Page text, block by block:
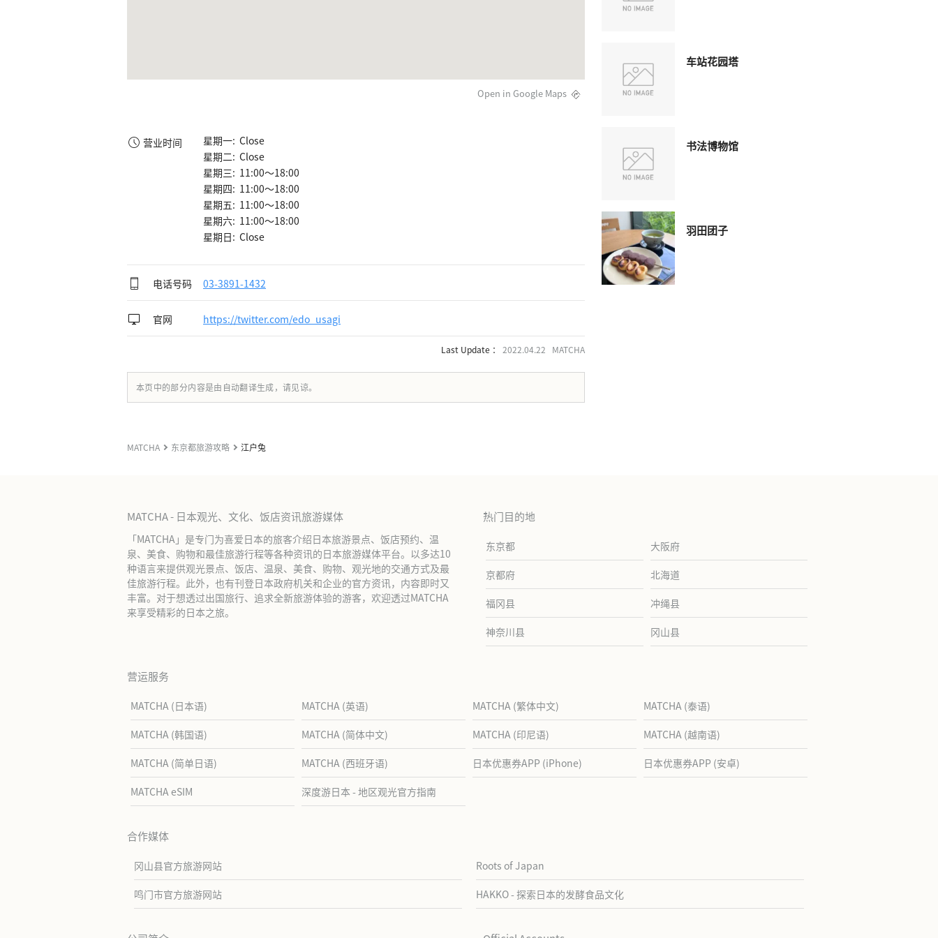
Open in Google Maps
营业时间
星期一: Close
星期二: Close
星期三: 11:00～18:00
星期四: 11:00～18:00
星期五: 11:00～18:00
星期六: 11:00～18:00
星期日: Close
电话号码 03-3891-1432
官网 https://twitter.com/edo_usagi
Last Update ： 2022.04.22 MATCHA
本页中的部分内容是由自动翻译生成，请见谅。
车站花园塔
书法博物馆
羽田团子
MATCHA 东京都旅游攻略 江户兔
MATCHA - 日本观光、文化、饭店资讯旅游媒体
「MATCHA」是专门为喜爱日本的旅客介绍日本旅游景点、饭店预约、温
泉、美食、购物和最佳旅游行程等各种资讯的日本旅游媒体平台。以多达10
种语言来提供观光景点、饭店、温泉、美食、购物、观光地的交通方式及最
佳旅游行程。此外，也有刊登日本政府机关和企业的官方资讯，内容即时又
丰富。对于想透过出国旅行、追求全新旅游体验的游客，欢迎透过MATCHA
来享受精彩的日本之旅。
热门目的地
东京都 大阪府
京都府 北海道
福冈县 冲绳县
神奈川县 冈山县
营运服务
MATCHA (日本语) MATCHA (英语) MATCHA (繁体中文) MATCHA (泰语)
MATCHA (韩国语) MATCHA (简体中文) MATCHA (印尼语) MATCHA (越南语)
MATCHA (简单日语) MATCHA (西班牙语) 日本优惠券APP (iPhone) 日本优惠券APP (安卓)
MATCHA eSIM 深度游日本 - 地区观光官方指南
合作媒体
冈山县官方旅游网站 Roots of Japan
鸣门市官方旅游网站 HAKKO - 探索日本的发酵食品文化